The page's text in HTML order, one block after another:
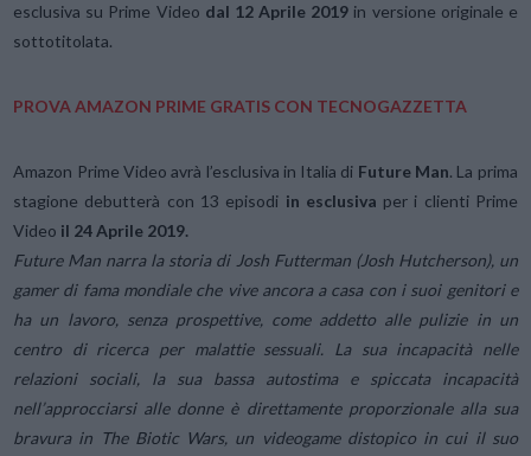
esclusiva su Prime Video dal 12 Aprile 2019 in versione originale e
sottotitolata.
PROVA AMAZON PRIME GRATIS CON TECNOGAZZETTA
Amazon Prime Video avrà l’esclusiva in Italia di Future Man. La prima
stagione debutterà con 13 episodi in esclusiva per i clienti Prime
Video il 24 Aprile 2019.
Future Man narra la storia di Josh Futterman (Josh Hutcherson), un
gamer di fama mondiale che vive ancora a casa con i suoi genitori e
ha un lavoro, senza prospettive, come addetto alle pulizie in un
centro di ricerca per malattie sessuali. La sua incapacità nelle
relazioni sociali, la sua bassa autostima e spiccata incapacità
nell’approcciarsi alle donne è direttamente proporzionale alla sua
bravura in The Biotic Wars, un videogame distopico in cui il suo